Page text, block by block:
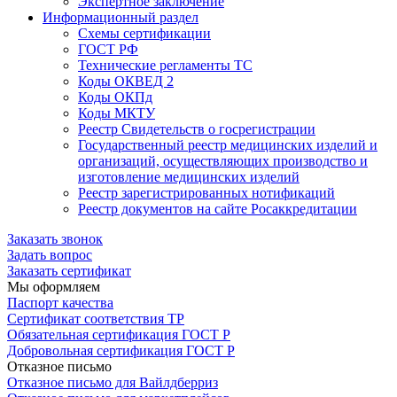
Информационный раздел
Схемы сертификации
ГОСТ РФ
Технические регламенты ТС
Коды ОКВЕД 2
Коды ОКПд
Коды МКТУ
Реестр Свидетельств о госрегистрации
Государственный реестр медицинских изделий и
организаций, осуществляющих производство и
изготовление медицинских изделий
Реестр зарегистрированных нотификаций
Реестр документов на сайте Росаккредитации
Заказать звонок
Задать вопрос
Заказать сертификат
Мы оформляем
Паспорт качества
Сертификат соответствия ТР
Обязательная сертификация ГОСТ Р
Добровольная сертификация ГОСТ Р
Отказное письмо
Отказное письмо для Вайлдберриз